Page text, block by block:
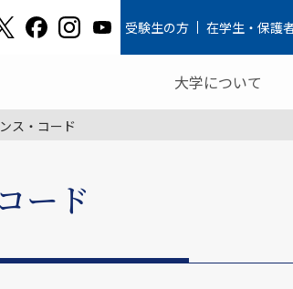
受験生の方 在学生・保護
大学について
ス・コード
ード